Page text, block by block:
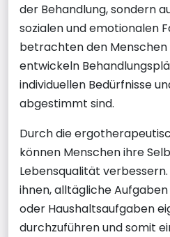
der Behandlung, sondern
sozialen und emotionalen
betrachten den Menschen
entwickeln
individuellen Bedürfnisse
abgestimmt sind.
Durch die
können Menschen ihre
Lebensqualität
ihnen, alltägliche Aufgaben
oder Haushaltsaufgaben
durchzuführen und somit